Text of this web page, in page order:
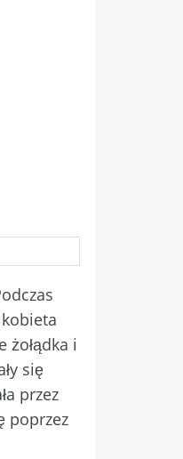
żołądka i
się
przez
poprzez